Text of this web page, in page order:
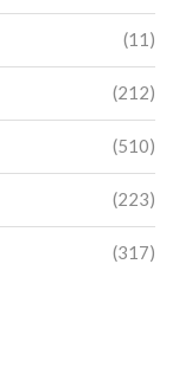
(11)
(212)
(510)
(223)
(317)